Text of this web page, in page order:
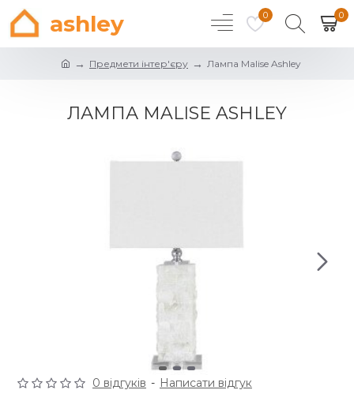
ashley 0 0
Предмети інтер'єру Лампа Malise Ashley
ЛАМПА MALISE ASHLEY
0 відгуків - Написати відгук